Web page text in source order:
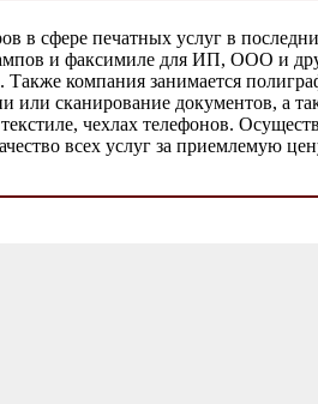
в сфере печатных услуг в
и факсимиле для ИП, ООО и
Также компания занимается
или сканирование документов, а
чехлах телефонов.
всех услуг за приемлемую